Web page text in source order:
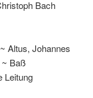
Bach
Altus, Johannes
~ Baß
Leitung